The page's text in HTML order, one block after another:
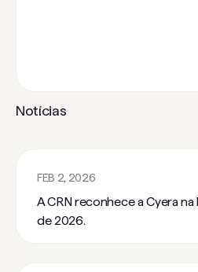
Notícias
FEB 2, 2026
A CRN reconhece a Cyera na
de 2026.